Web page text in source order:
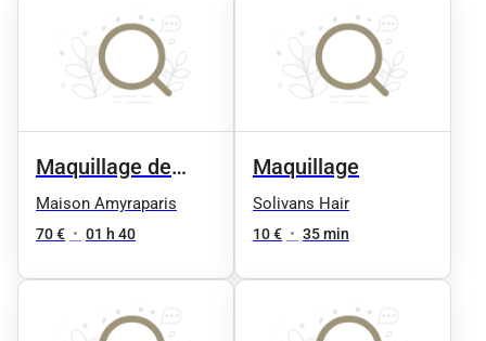
Maquillage de
soirée
Maison Amyraparis
70 € • 01 h 40
Maquillage
Solivans Hair
10 € • 35 min